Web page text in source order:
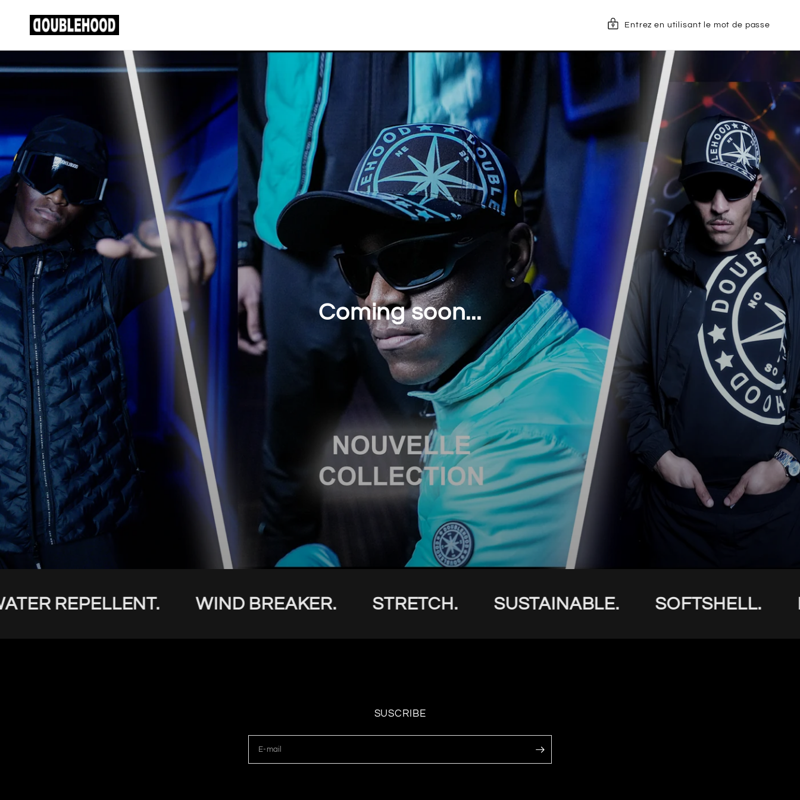
Entrez en utilisant le mot de passe
Coming soon...
REPELLENT. WIND BREAKER. STRETCH. SUSTAINABLE. SOFTSHELL.
SUSCRIBE
E-mail